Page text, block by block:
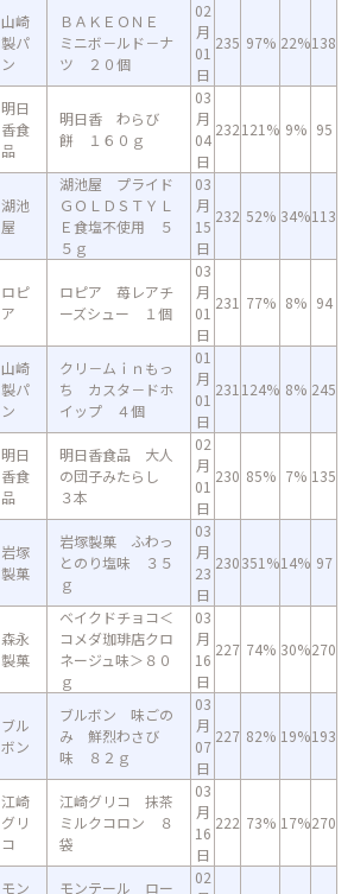
山崎
製パ
ン
ＢＡＫＥＯＮＥ
ミニボ－ルド－ナ
ツ ２０個
02
月
01
日
235 97% 22%138
明日
香食
品
明日香 わらび
餅 １６０ｇ
03
月
04
日
232121% 9% 95
湖池
屋
湖池屋 プライド
ＧＯＬＤＳＴＹＬ
Ｅ食塩不使用 ５
５ｇ
03
月
15
日
232 52% 34%113
ロピ
ア
ロピア 苺レアチ
ーズシュー １個
03
月
01
日
231 77% 8% 94
山崎
製パ
ン
クリ－ムｉｎもっ
ち カスタ－ドホ
イップ ４個
01
月
01
日
231 124% 8% 245
明日
香食
品
明日香食品 大人
の団子みたらし
３本
02
月
01
日
230 85% 7% 135
岩塚
製菓
岩塚製菓 ふわっ
とのり塩味 ３５
ｇ
03
月
23
日
230351%14% 97
森永
製菓
ベイクドチョコ＜
コメダ珈琲店クロ
ネージュ味＞８０
ｇ
03
月
16
日
227 74% 30%270
ブル
ボン
ブルボン 味ごの
み 鮮烈わさび
味 ８２ｇ
03
月
07
日
227 82% 19%193
江崎
グリ
コ
江崎グリコ 抹茶
ミルクコロン ８
袋
03
月
16
日
222 73% 17%270
モン
モンテール ロー
02